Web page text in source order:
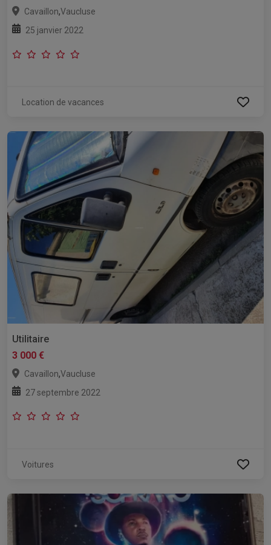
Cavaillon,Vaucluse
25 janvier 2022
Location de vacances
Utilitaire
3 000 €
Cavaillon,Vaucluse
27 septembre 2022
Voitures